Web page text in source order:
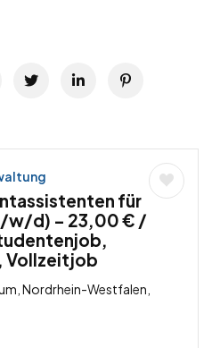
für
w/d) – 23,00 € /
Vollzeitjob
Nordrhein-Westfalen,